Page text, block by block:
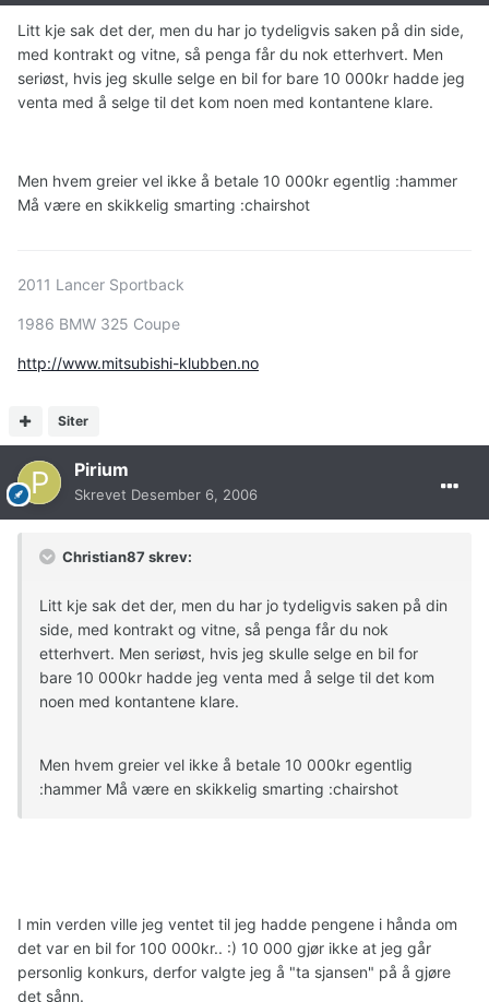
Litt kje sak det der, men du har jo tydeligvis saken på din side,
med kontrakt og vitne, så penga får du nok etterhvert. Men
seriøst, hvis jeg skulle selge en bil for bare 10 000kr hadde jeg
venta med å selge til det kom noen med kontantene klare.
Men hvem greier vel ikke å betale 10 000kr egentlig :hammer
Må være en skikkelig smarting :chairshot
Siter
2011 Lancer Sportback
1986 BMW 325 Coupe
http://www.mitsubishi-klubben.no
Pirium
Skrevet Desember 6, 2006
Christian87 skrev:
Litt kje sak det der, men du har jo tydeligvis saken på din
side, med kontrakt og vitne, så penga får du nok
etterhvert. Men seriøst, hvis jeg skulle selge en bil for
bare 10 000kr hadde jeg venta med å selge til det kom
noen med kontantene klare.
Men hvem greier vel ikke å betale 10 000kr egentlig
:hammer Må være en skikkelig smarting :chairshot
I min verden ville jeg ventet til jeg hadde pengene i hånda om
det var en bil for 100 000kr.. :) 10 000 gjør ikke at jeg går
personlig konkurs, derfor valgte jeg å "ta sjansen" på å gjøre
det sånn.